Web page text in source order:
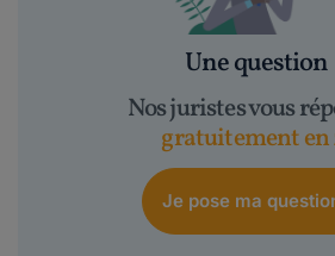
Une question
Nos juristes vous
gratuitement en
Je pose ma